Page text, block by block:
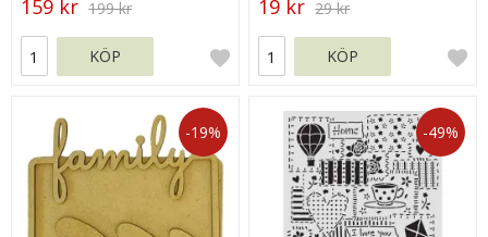
159 kr 199 kr
KÖP
19 kr 29 kr
KÖP
-19% -49%